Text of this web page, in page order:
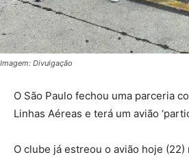
Imagem: Divulgação
O São Paulo fechou uma parceria
Linhas Aéreas e terá um avião
O clube já estreou o avião hoje (22)